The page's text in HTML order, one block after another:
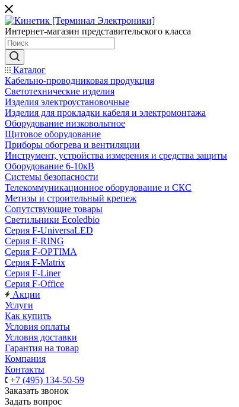
Интернет-магазин представительского класса
Каталог
Кабельно-проводниковая продукция
Светотехнические изделия
Изделия электроустановочные
Изделия для прокладки кабеля и электромонтажа
Оборудование низковольтное
Щитовое оборудование
Приборы обогрева и вентиляции
Инструмент, устройства измерения и средства защиты
Оборудование 6-10кВ
Системы безопасности
Телекоммуникационное оборудование и СКС
Метизы и строительный крепеж
Сопутствующие товары
Светильники Ecoledbio
Серия F-UniversaLED
Серия F-RING
Серия F-OPTIMA
Серия F-Matrix
Серия F-Liner
Серия F-Office
Акции
Услуги
Как купить
Условия оплаты
Условия доставки
Гарантия на товар
Компания
Контакты
+7 (495) 134-50-59
Заказать звонок
Задать вопрос